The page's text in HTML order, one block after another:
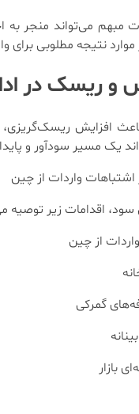
مبهم می‌تواند منجر
نتیجه مطلوبی برای
افزایش
یک مسیر سودآور و
اشتباهات واردات از چین
اقدامات زیر توصیه
از چین
گمرکی
بازار